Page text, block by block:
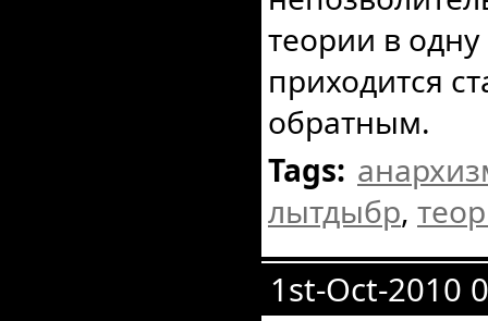
теории в
приходится
обратным.
Tags:
лытдыбр,
1st-Oct-2010